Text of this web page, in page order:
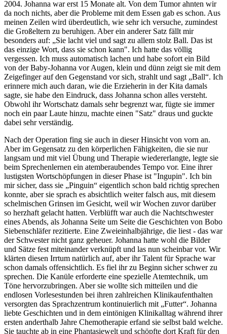
2004. Johanna war erst 15 Monate alt. Von dem Tumor ahnten wir
da noch nichts, aber die Probleme mit dem Essen gab es schon. Aus
meinen Zeilen wird überdeutlich, wie sehr ich versuche, zumindest
die Großeltern zu beruhigen. Aber ein anderer Satz fällt mir
besonders auf: „Sie lacht viel und sagt zu allem stolz Ball. Das ist
das einzige Wort, dass sie schon kann". Ich hatte das völlig
vergessen. Ich muss automatisch lachen und habe sofort ein Bild
von der Baby-Johanna vor Augen, klein und dünn zeigt sie mit dem
Zeigefinger auf den Gegenstand vor sich, strahlt und sagt „Ball“. Ich
erinnere mich auch daran, wie die Erzieherin in der Kita damals
sagte, sie habe den Eindruck, dass Johanna schon alles versteht.
Obwohl ihr Wortschatz damals sehr begrenzt war, fügte sie immer
noch ein paar Laute hinzu, machte einen "Satz" draus und guckte
dabei sehr verständig.
Nach der Operation fing sie auch in dieser Hinsicht von vorn an.
Aber im Gegensatz zu den körperlichen Fähigkeiten, die sie nur
langsam und mit viel Übung und Therapie wiedererlangte, legte sie
beim Sprechenlernen ein atemberaubendes Tempo vor. Eine ihrer
lustigsten Wortschöpfungen in dieser Phase ist "Ingupin". Ich bin
mir sicher, dass sie „Pinguin“ eigentlich schon bald richtig sprechen
konnte, aber sie sprach es absichtlich weiter falsch aus, mit diesem
schelmischen Grinsen im Gesicht, weil wir Wochen zuvor darüber
so herzhaft gelacht hatten. Verblüfft war auch die Nachtschwester
eines Abends, als Johanna Seite um Seite die Geschichten von Bobo
Siebenschläfer rezitierte. Eine Zweieinhalbjährige, die liest - das war
der Schwester nicht ganz geheuer. Johanna hatte wohl die Bilder
und Sätze fest miteinander verknüpft und las nun scheinbar vor. Wir
klärten diesen Irrtum natürlich auf, aber ihr Talent für Sprache war
schon damals offensichtlich. Es fiel ihr zu Beginn sicher schwer zu
sprechen. Die Kanüle erforderte eine spezielle Atemtechnik, um
Töne hervorzubringen. Aber sie wollte sich mitteilen und die
endlosen Vorlesestunden bei ihren zahlreichen Klinikaufenthalten
versorgten das Sprachzentrum kontinuierlich mit „Futter“. Johanna
liebte Geschichten und in dem eintönigen Klinikalltag während ihrer
ersten anderthalb Jahre Chemotherapie erfand sie selbst bald welche.
Sie tauchte ab in eine Phantasiewelt und schöpfte dort Kraft für den